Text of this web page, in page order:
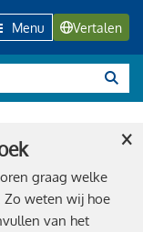
Menu Vertalen
graag welke
weten wij hoe
van het
×